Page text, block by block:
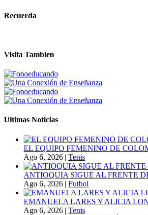
Recuerda
Visita Tambien
Ultimas Noticias
EL EQUIPO FEMENINO DE
Ago 6, 2026 | Tenis
ANTIOQUIA SIGUE AL FRENTE
Ago 6, 2026 | Futbol
EMANUELA LARES Y ALICIA
Ago 6, 2026 | Tenis